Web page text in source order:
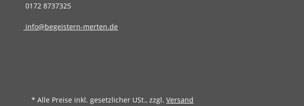
0172 8737325
info@begeistern-merten.de
* Alle Preise inkl. gesetzlicher USt., zzgl. Versand